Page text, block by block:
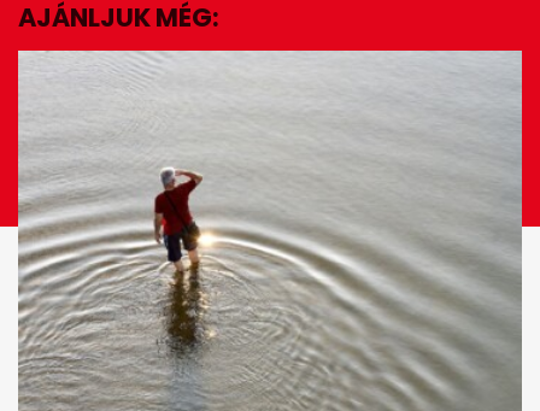
seconds
EZ IS ÉRDEKELHET
AJÁNLJUK MÉG: